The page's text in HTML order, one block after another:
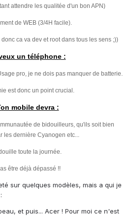
attendre les qualitée d'un bon APN)
de WEB (3/4H facile).
ca va dev et root dans tous les sens ;))
un téléphone :
pro, je ne dois pas manquer de batterie.
est donc un point crucial.
mobile devra :
de bidouilleurs, qu'ils soit bien
les dernière Cyanogen etc...
toute la journée.
être déjà dépassé !!
sur quelques modèles, mais a qui je
et puis... Acer ! Pour moi ce n'est